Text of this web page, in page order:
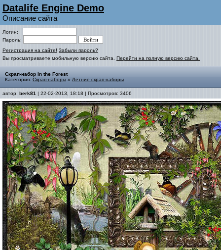
Datalife Engine Demo
Описание сайта
Логин:
Пароль:
Регистрация на сайте! Забыли пароль?
Вы просматриваете мобильную версию сайта. Перейти на полную версию сайта.
Скрап-набор In the Forest
Категория: Скрап-наборы » Летние скрап-наборы
автор: berk81 | 22-02-2013, 18:18 | Просмотров: 3406